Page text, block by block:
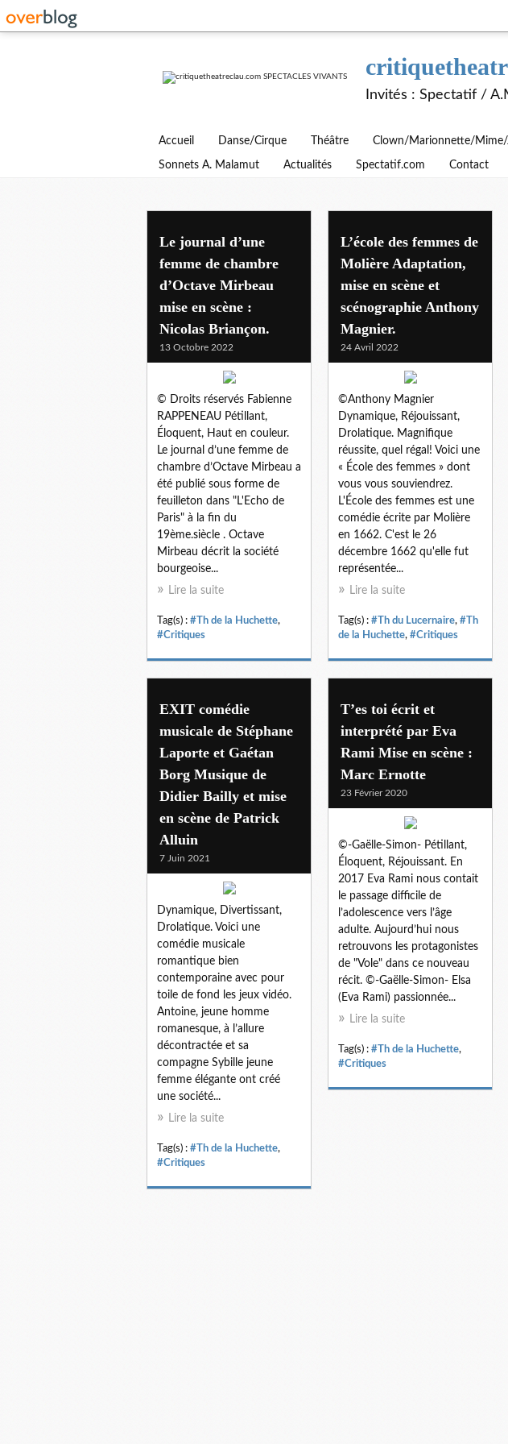
Invités : Spectatif /
Accueil Danse/Cirque Théâtre Clown/Marionnette/Mime/
Sonnets A. Malamut Actualités Spectatif.com Contact
th de la huchette
Le journal d’une
femme de chambre
d’Octave Mirbeau
mise en scène :
Nicolas Briançon.
13 Octobre 2022
© Droits réservés Fabienne
RAPPENEAU Pétillant,
Éloquent, Haut en couleur.
Le journal d’une femme de
chambre d’Octave Mirbeau a
été publié sous forme de
feuilleton dans "L'Echo de
Paris" à la fin du
19ème.siècle . Octave
Mirbeau décrit la société
bourgeoise...
Lire la suite
Tag(s) : #Th de la Huchette,
#Critiques
L’école des femmes de
Molière Adaptation,
mise en scène et
scénographie Anthony
Magnier.
24 Avril 2022
©Anthony Magnier
Dynamique, Réjouissant,
Drolatique. Magnifique
réussite, quel régal! Voici une
« École des femmes » dont
vous vous souviendrez.
L'École des femmes est une
comédie écrite par Molière
en 1662. C'est le 26
décembre 1662 qu'elle fut
représentée...
Lire la suite
Tag(s) : #Th du Lucernaire, #Th
de la Huchette, #Critiques
EXIT comédie
musicale de Stéphane
Laporte et Gaétan
Borg Musique de
Didier Bailly et mise
en scène de Patrick
Alluin
7 Juin 2021
Dynamique, Divertissant,
Drolatique. Voici une
comédie musicale
romantique bien
contemporaine avec pour
toile de fond les jeux vidéo.
Antoine, jeune homme
romanesque, à l’allure
décontractée et sa
compagne Sybille jeune
femme élégante ont créé
une société...
Lire la suite
Tag(s) : #Th de la Huchette,
#Critiques
T’es toi écrit et
interprété par Eva
Rami Mise en scène :
Marc Ernotte
23 Février 2020
©-Gaëlle-Simon- Pétillant,
Éloquent, Réjouissant. En
2017 Eva Rami nous contait
le passage difficile de
l’adolescence vers l’âge
adulte. Aujourd’hui nous
retrouvons les protagonistes
de "Vole" dans ce nouveau
récit. ©-Gaëlle-Simon- Elsa
(Eva Rami) passionnée...
Lire la suite
Tag(s) : #Th de la Huchette,
#Critiques